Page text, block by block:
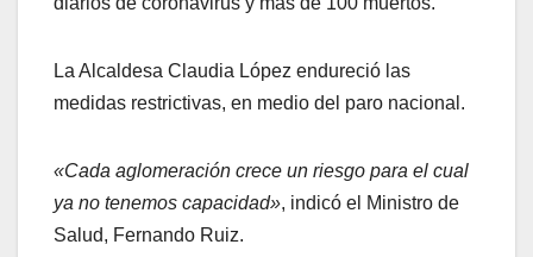
La Alcaldesa Claudia López endureció las
medidas restrictivas, en medio del paro nacional.
«Cada aglomeración crece un riesgo para el cual
ya no tenemos capacidad», indicó el Ministro de
Salud, Fernando Ruiz.